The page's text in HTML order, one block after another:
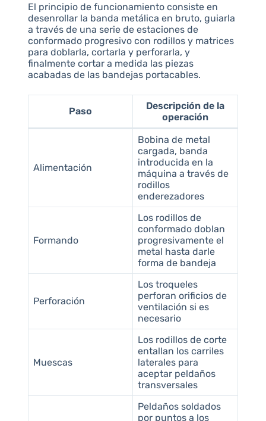
El principio de funcionamiento consiste en
desenrollar la banda metálica en bruto, guiarla
a través de una serie de estaciones de
conformado progresivo con rodillos y matrices
para doblarla, cortarla y perforarla, y
finalmente cortar a medida las piezas
acabadas de las bandejas portacables.
Paso
Descripción de la
operación
Alimentación
Bobina de metal
cargada, banda
introducida en la
máquina a través de
rodillos
enderezadores
Formando
Los rodillos de
conformado doblan
progresivamente el
metal hasta darle
forma de bandeja
Perforación
Los troqueles
perforan orificios de
ventilación si es
necesario
Muescas
Los rodillos de corte
entallan los carriles
laterales para
aceptar peldaños
transversales
Peldaños soldados
por puntos a los